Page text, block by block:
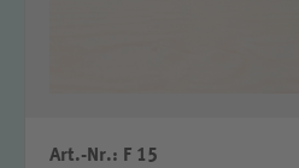
Art.-Nr.: F 15